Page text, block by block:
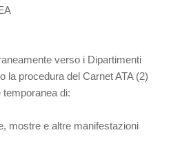
verso i Dipartimenti
la procedura del Carnet ATA (2)
di:
mostre e altre manifestazioni